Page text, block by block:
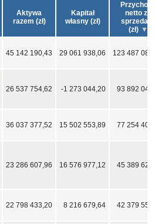
Aktywa
razem (zł)
Kapitał
własny (zł)
netto ze
sprzedaży
(zł)
45 142 190,43 29 061 938,06 123 487
26 537 754,62 -1 273 044,20 93 892
36 037 377,52 15 502 553,89 77 254
23 286 607,96 16 576 977,12 45 389
22 798 433,20 8 216 679,64 42 379